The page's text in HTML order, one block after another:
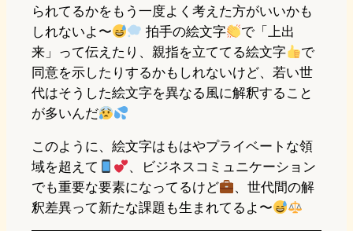
られてるかをもう一度よく考えた方がいいかも
しれないよ〜
拍手の絵文字
で「上出
来」って伝えたり、親指を立ててる絵文字
で
同意を示したりするかもしれないけど、若い世
代はそうした絵文字を異なる風に解釈すること
が多いんだ
このように、絵文字はもはやプライベートな領
域を超えて
、ビジネスコミュニケーション
でも重要な要素になってるけど
、世代間の解
釈差異って新たな課題も生まれてるよ〜